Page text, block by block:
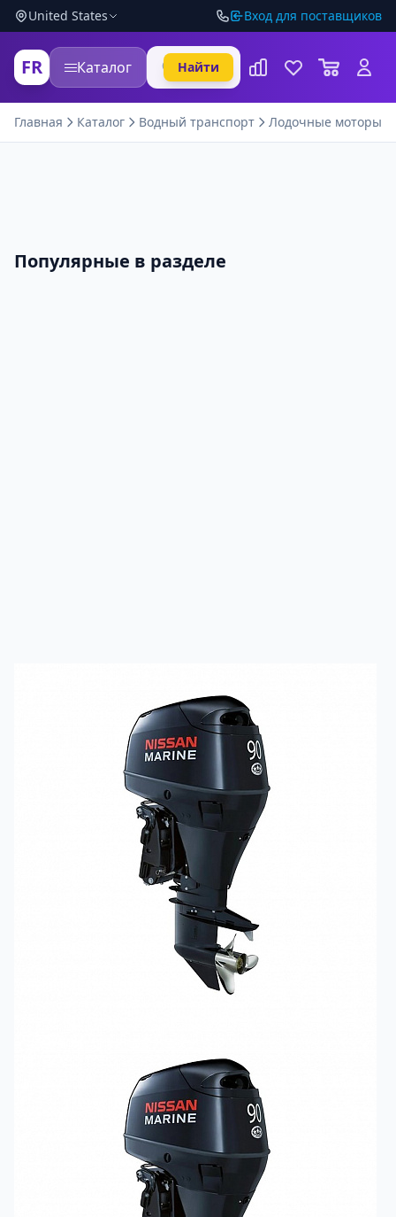
United States Вход для поставщиков
FR Каталог Найти
Главная Каталог Водный транспорт Лодочные моторы
Популярные в разделе